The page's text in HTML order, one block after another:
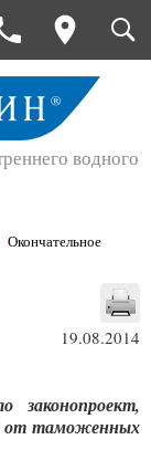
водного
Окончательное
19.08.2014
законопроект,
от таможенных